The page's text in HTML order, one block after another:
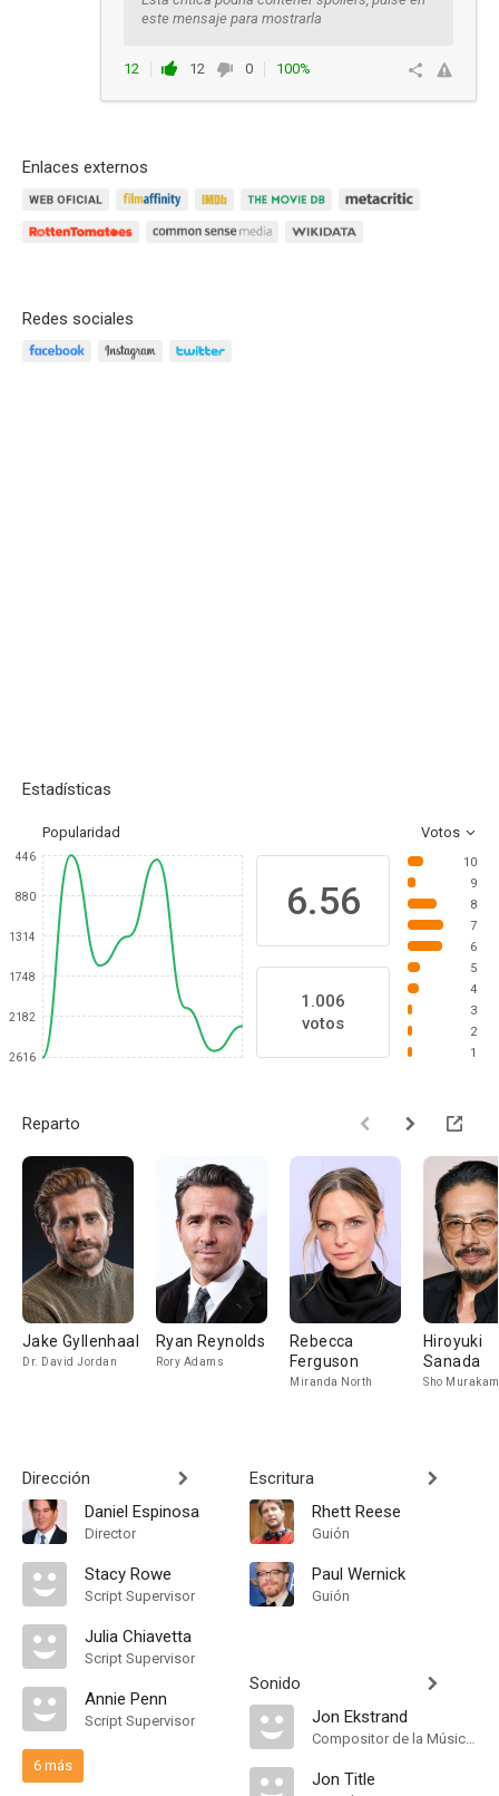
este mensaje para mostrarla
12 12 0
100%
Enlaces externos
Redes sociales
Estadísticas
Popularidad Votos
446
880
1314
1748
2182
2616
6.56
1.006
votos
10
9
8
7
6
5
4
3
2
1
Reparto
Jake Gyllenhaal
Dr. David Jordan
Ryan Reynolds
Rory Adams
Rebecca
Ferguson
Miranda North
Hiroyuki
Sanada
Sho
Dirección
Daniel Espinosa
Director
Stacy Rowe
Script Supervisor
Julia Chiavetta
Script Supervisor
Annie Penn
Script Supervisor
6 más
Escritura
Rhett Reese
Guión
Paul Wernick
Guión
Sonido
Jon Ekstrand
Compositor de la Música Original
Jon Title